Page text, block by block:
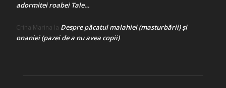
adormitei roabei Tale…
Crina Marina la Despre păcatul malahiei (masturbării) şi
onaniei (pazei de a nu avea copii)